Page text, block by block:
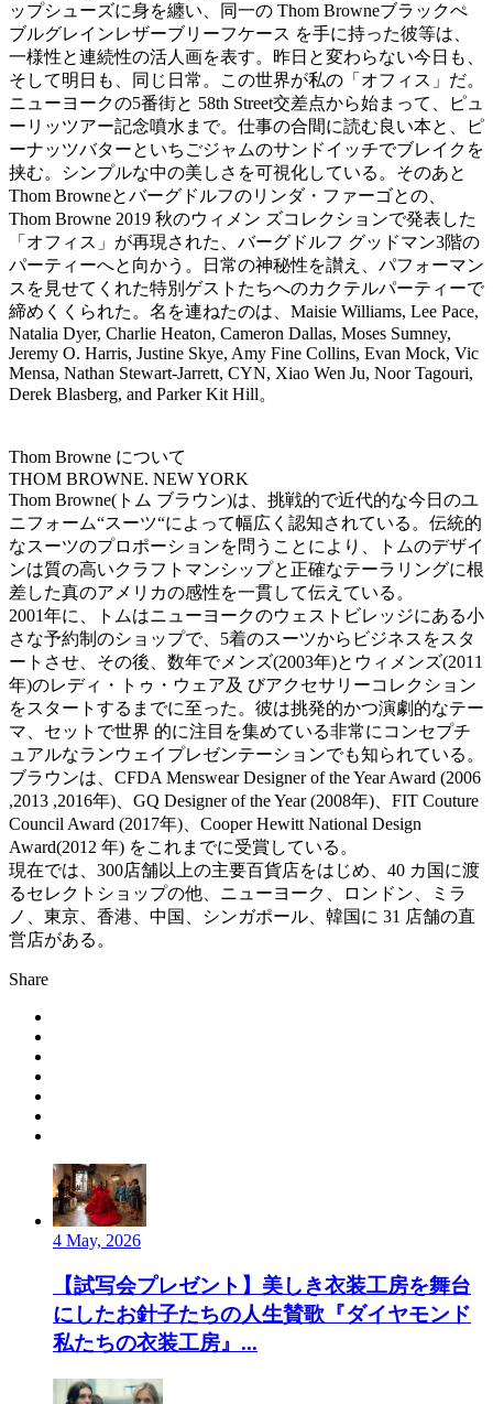
ップシューズに身を纏い、同一の Thom Browneブラックぺ
ブルグレインレザーブリーフケース を手に持った彼等は、
一様性と連続性の活人画を表す。昨日と変わらない今日も、
そして明日も、同じ日常。この世界が私の「オフィス」だ。
ニューヨークの5番街と 58th Street交差点から始まって、ピュ
ーリッツアー記念噴水まで。仕事の合間に読む良い本と、ピ
ーナッツバターといちごジャムのサンドイッチでブレイクを
挟む。シンプルな中の美しさを可視化している。そのあと
Thom Browneとバーグドルフのリンダ・ファーゴとの、
Thom Browne 2019 秋のウィメン ズコレクションで発表した
「オフィス」が再現された、バーグドルフ グッドマン3階の
パーティーへと向かう。日常の神秘性を讃え、パフォーマン
スを見せてくれた特別ゲストたちへのカクテルパーティーで
締めくくられた。名を連ねたのは、Maisie Williams, Lee Pace,
Natalia Dyer, Charlie Heaton, Cameron Dallas, Moses Sumney,
Jeremy O. Harris, Justine Skye, Amy Fine Collins, Evan Mock, Vic
Mensa, Nathan Stewart-Jarrett, CYN, Xiao Wen Ju, Noor Tagouri,
Derek Blasberg, and Parker Kit Hill。
Thom Browne について
THOM BROWNE. NEW YORK
Thom Browne(トム ブラウン)は、挑戦的で近代的な今日のユ
ニフォーム“スーツ“によって幅広く認知されている。伝統的
なスーツのプロポーションを問うことにより、トムのデザイ
ンは質の高いクラフトマンシップと正確なテーラリングに根
差した真のアメリカの感性を一貫して伝えている。
2001年に、トムはニューヨークのウェストビレッジにある小
さな予約制のショップで、5着のスーツからビジネスをスタ
ートさせ、その後、数年でメンズ(2003年)とウィメンズ(2011
年)のレディ・トゥ・ウェア及 びアクセサリーコレクション
をスタートするまでに至った。彼は挑発的かつ演劇的なテー
マ、セットで世界 的に注目を集めている非常にコンセプチ
ュアルなランウェイプレゼンテーションでも知られている。
ブラウンは、CFDA Menswear Designer of the Year Award (2006
,2013 ,2016年)、GQ Designer of the Year (2008年)、FIT Couture
Council Award (2017年)、Cooper Hewitt National Design
Award(2012 年) をこれまでに受賞している。
現在では、300店舗以上の主要百貨店をはじめ、40 カ国に渡
るセレクトショップの他、ニューヨーク、ロンドン、ミラ
ノ、東京、香港、中国、シンガポール、韓国に 31 店舗の直
営店がある。
Share
4 May, 2026
【試写会プレゼント】美しき衣装工房を舞台
にしたお針子たちの人生賛歌『ダイヤモンド
私たちの衣装工房』...